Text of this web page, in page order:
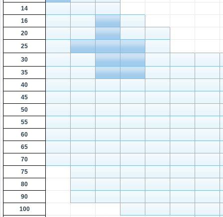
14
16
20
25
30
35
40
45
50
55
60
65
70
75
80
90
100